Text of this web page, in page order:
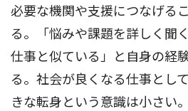
必要な機関や支援につなげる
る。「悩みや課題を詳しく聞
仕事と似ている」と自身の経
る。社会が良くなる仕事とし
きな転身という意識は小さい。